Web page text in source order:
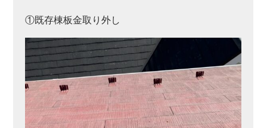
①既存棟板金取り外し